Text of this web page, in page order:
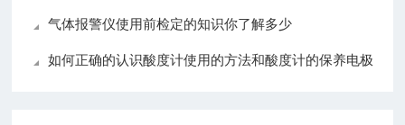
气体报警仪使用前检定的知识你了解多少
如何正确的认识酸度计使用的方法和酸度计的保养电极